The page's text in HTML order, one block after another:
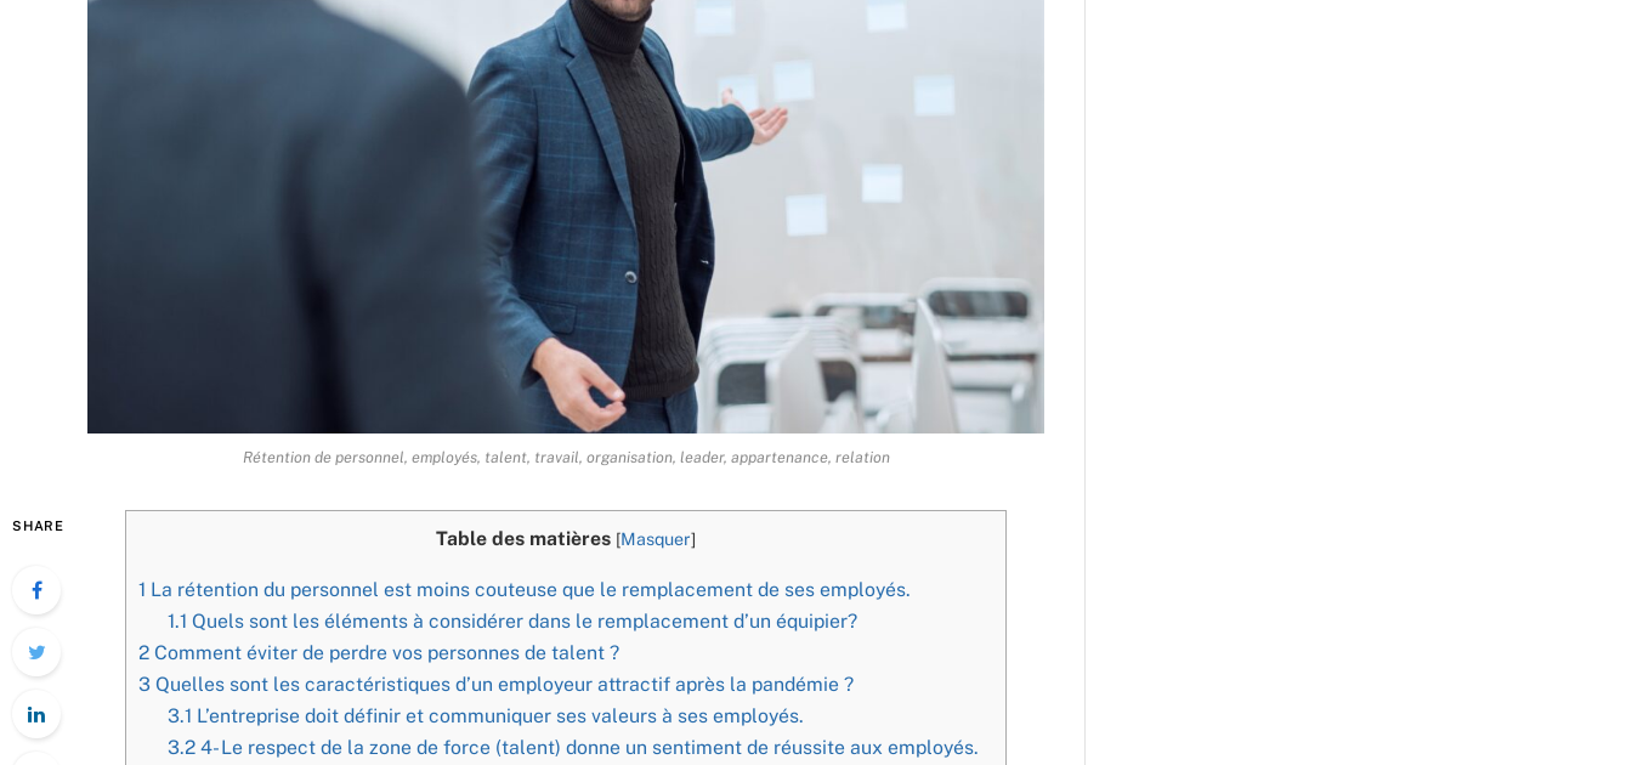
Rétention de personnel, employés, talent, travail, organisation, leader, appartenance, relation
SHARE
Table des matières [Masquer]
1 La rétention du personnel est moins couteuse que le remplacement de ses employés.
1.1 Quels sont les éléments à considérer dans le remplacement d’un équipier?
2 Comment éviter de perdre vos personnes de talent ?
3 Quelles sont les caractéristiques d’un employeur attractif après la pandémie ?
3.1 L’entreprise doit définir et communiquer ses valeurs à ses employés.
3.24- Le respect de la zone de force (talent) donne un sentiment de réussite aux employés.